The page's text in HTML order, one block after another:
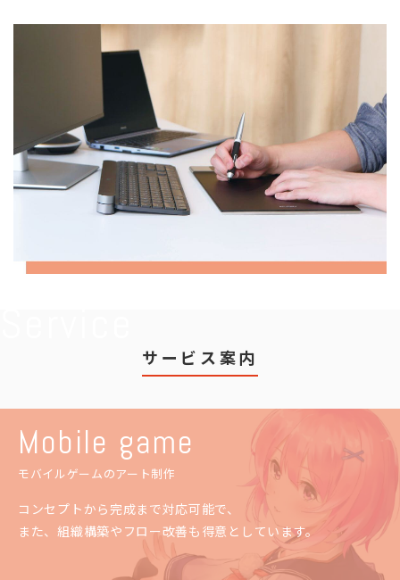
サービス案内
Mobile game
モバイルゲームのアート制作
コンセプトから完成まで対応可能で、
また、組織構築やフロー改善も得意としています。